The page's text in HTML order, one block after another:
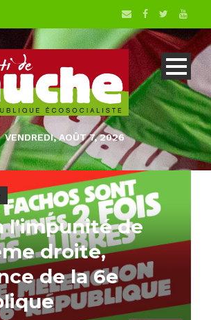
VENDREDI, AOÛT 7, 2026
l’impunité de
droite,
de la 6e